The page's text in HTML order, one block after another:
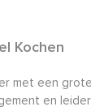
Kochen
met een
en